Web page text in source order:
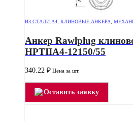
ИЗ СТАЛИ А4 КЛИНОВЫЕ АНКЕРА
Анкер Rawlplug
HPTIIA4-12150/55
340.22 ₽ Цена за шт.
Оставить заявку